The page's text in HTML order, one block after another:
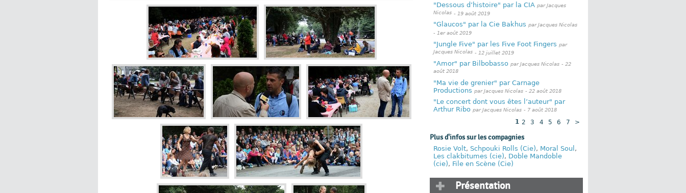
"Dessous d’histoire" par la CIA par Jacques
Nicolas - 19 août 2019
"Glaucos" par la Cie Bakhus par Jacques Nicolas
- 1er août 2019
"Jungle Five" par les Five Foot Fingers par
Jacques Nicolas - 12 juillet 2019
"Amor" par Bilbobasso par Jacques Nicolas - 22
août 2018
"Ma vie de grenier" par Carnage
Productions par Jacques Nicolas - 22 août 2018
"Le concert dont vous êtes l’auteur" par
Arthur Ribo par Jacques Nicolas - 7 août 2018
1 2 3 4 5 6 7 >
Plus d'infos sur les compagnies
Rosie Volt, Schpouki Rolls (Cie), Moral Soul ,
Les clakbitumes (cie), Doble Mandoble
(cie), File en Scène (Cie)
Présentation